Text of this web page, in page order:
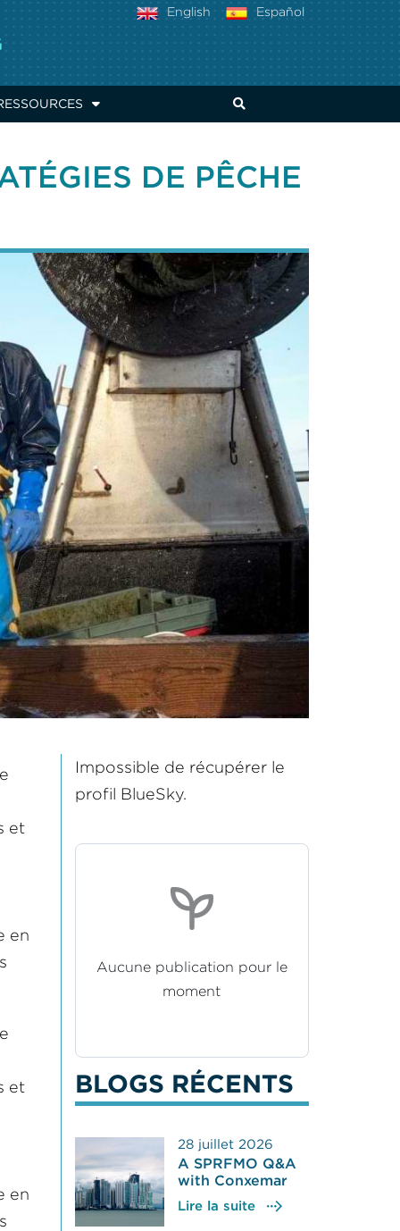
Español
English
DE PÊCHE
et
en
et
en
Impossible de récupérer le
profil BlueSky.
Aucune publication pour le
moment
BLOGS RÉCENTS
28 juillet 2026
A SPRFMO Q&A
with Conxemar
Lire la suite